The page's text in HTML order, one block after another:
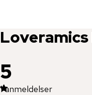
Loveramics
5
1anmeldelser